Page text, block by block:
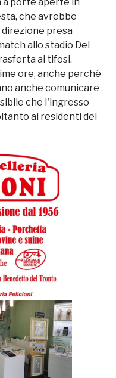
a porte aperte in
che avrebbe
presa
allo stadio Del
ai tifosi.
ore, anche perché
anche comunicare
che l'ingresso
ai residenti del